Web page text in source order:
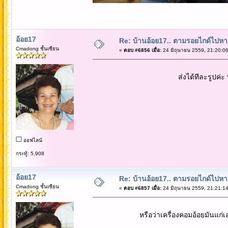
อ้อย17
Cmadong ชั้นเซียน
ออฟไลน์
กระทู้: 5,908
Re: บ้านอ้อย17.. ตามรอยไกด์ไปห
« ตอบ #6856 เมื่อ:24 มิถุนายน 2559,
ส่งได้ทีละรูปค่ะ พี่เ
อ้อย17
Cmadong ชั้นเซียน
Re: บ้านอ้อย17.. ตามรอยไกด์ไปห
« ตอบ #6857 เมื่อ:24 มิถุนายน 2559,
หรือว่าเครื่องคอมอ้อยมันแก่เลยช้